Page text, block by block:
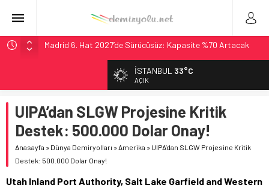
Madrid 6. Hat 2027’de Sürücüsüz: Kapasite %70 Artacak
Laing O’Rourke, 17,2 Milyar Sterlinlik Siparişle Tesis
İtalya’dan Yeni Otomotiv Demiryolu: 4.800 Ton CO2
Tasarrufu
Webuild Tüneli Tamamladı: Lima’da Seyahat 45 Dakikaya
İndi
Long Beach Limanı’na 58 Milyon Dolarlık Yeşil Yatırım Ödülü
İSTANBUL 33°C
AÇIK
UIPA’dan SLGW Projesine Kritik
Destek: 500.000 Dolar Onay!
Anasayfa » Dünya Demiryolları »Amerika » UIPA’dan SLGW Projesine Kritik
Destek: 500.000 Dolar Onay!
Utah Inland Port Authority, Salt Lake Garfield and Western